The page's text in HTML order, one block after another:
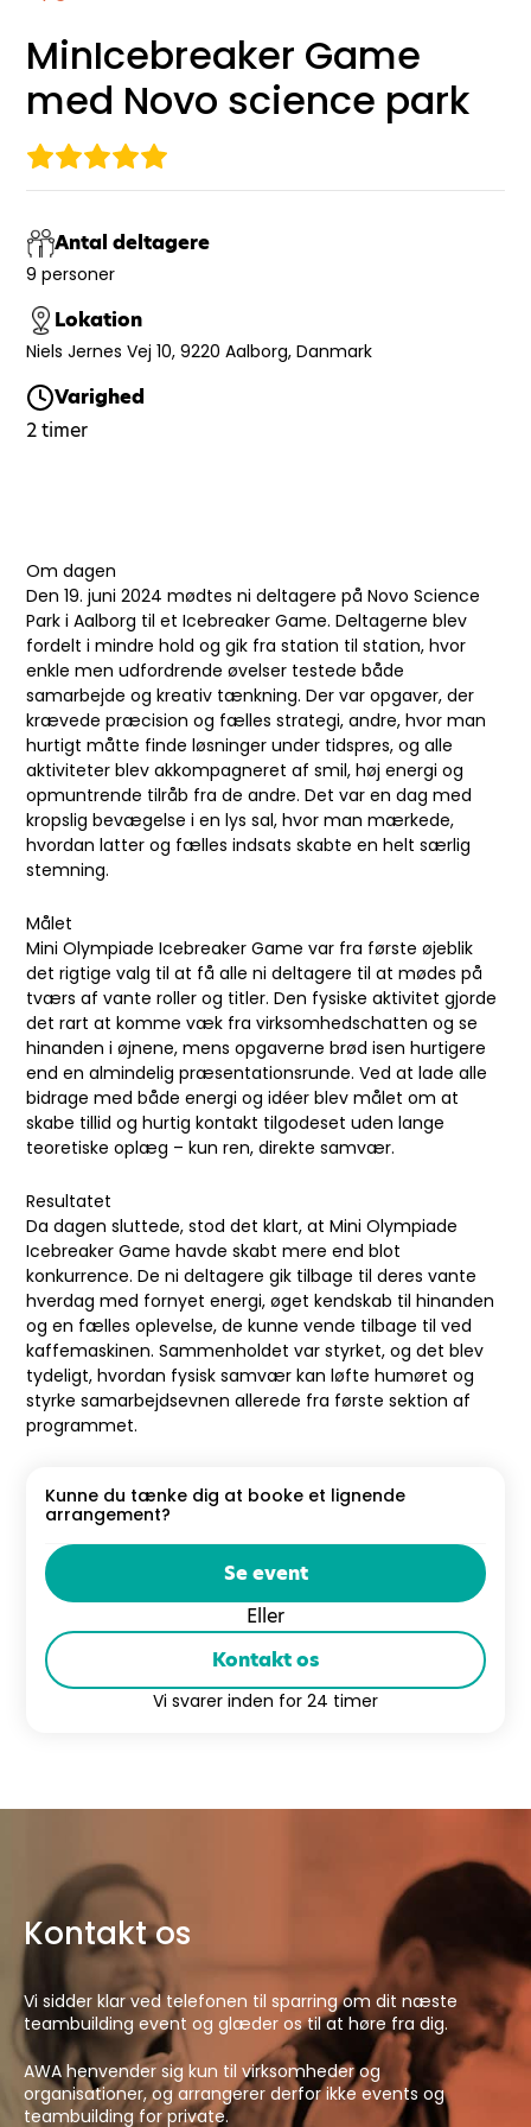
MinIcebreaker Game
med Novo science park
Antal deltagere
9 personer
Lokation
Niels Jernes Vej 10, 9220 Aalborg, Danmark
Varighed
2 timer
Om dagen
Den 19. juni 2024 mødtes ni deltagere på Novo Science
Park i Aalborg til et Icebreaker Game. Deltagerne blev
fordelt i mindre hold og gik fra station til station, hvor
enkle men udfordrende øvelser testede både
samarbejde og kreativ tænkning. Der var opgaver, der
krævede præcision og fælles strategi, andre, hvor man
hurtigt måtte finde løsninger under tidspres, og alle
aktiviteter blev akkompagneret af smil, høj energi og
opmuntrende tilråb fra de andre. Det var en dag med
kropslig bevægelse i en lys sal, hvor man mærkede,
hvordan latter og fælles indsats skabte en helt særlig
stemning.
Målet
Mini Olympiade Icebreaker Game var fra første øjeblik
det rigtige valg til at få alle ni deltagere til at mødes på
tværs af vante roller og titler. Den fysiske aktivitet gjorde
det rart at komme væk fra virksomhedschatten og se
hinanden i øjnene, mens opgaverne brød isen hurtigere
end en almindelig præsentationsrunde. Ved at lade alle
bidrage med både energi og idéer blev målet om at
skabe tillid og hurtig kontakt tilgodeset uden lange
teoretiske oplæg – kun ren, direkte samvær.
Resultatet
Da dagen sluttede, stod det klart, at Mini Olympiade
Icebreaker Game havde skabt mere end blot
konkurrence. De ni deltagere gik tilbage til deres vante
hverdag med fornyet energi, øget kendskab til hinanden
og en fælles oplevelse, de kunne vende tilbage til ved
kaffemaskinen. Sammenholdet var styrket, og det blev
tydeligt, hvordan fysisk samvær kan løfte humøret og
styrke samarbejdsevnen allerede fra første sektion af
programmet.
Kunne du tænke dig at booke et lignende
arrangement?
Se event
Eller
Kontakt os
Vi svarer inden for 24 timer
Kontakt os
Vi sidder klar ved telefonen til sparring om dit næste
teambuilding event og glæder os til at høre fra dig.
AWA henvender sig kun til virksomheder og
organisationer, og arrangerer derfor ikke events og
teambuilding for private.